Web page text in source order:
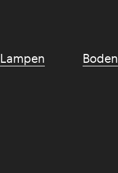
Lampen Boden